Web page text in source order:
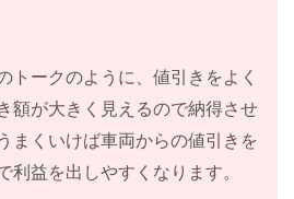
トークのように、値引きをよく
額が大きく見えるので納得させ
まくいけば車両からの値引きを
利益を出しやすくなります。